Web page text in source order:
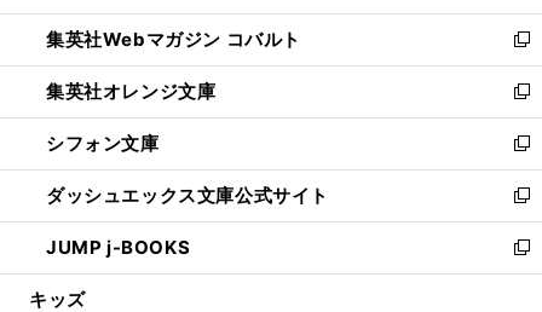
開
く
ウ
で
開
く
ン
ド
ウ
で
開
く
ウ
ィ
ン
ド
ウ
で
開
く
集英社Webマガジン コバルト
新
し
い
ウ
ィ
ン
ド
ウ
で
開
集英社オレンジ文庫
新
し
い
ウ
ィ
ン
ド
ウ
シフォン文庫
新
し
い
ウ
ィ
ン
ダッシュエックス文庫公式サイト
新
し
い
ウ
JUMP j-BOOKS
新
し
キッズ